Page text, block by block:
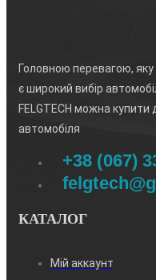
Головною перевагою,
є широкий вибір
FELGTECH можна
автомобіля
+38 (067)
КАТАЛОГ
Мій аккаунт